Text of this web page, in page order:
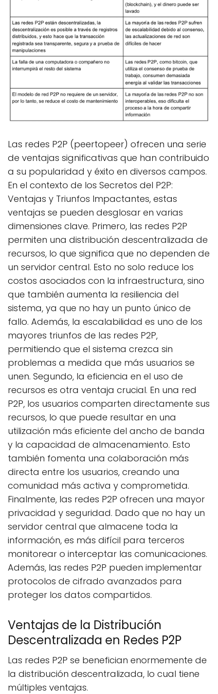
Las redes P2P (peertopeer) ofrecen una serie
de ventajas significativas que han contribuido
a su popularidad y éxito en diversos campos.
En el contexto de los Secretos del P2P:
Ventajas y Triunfos Impactantes, estas
ventajas se pueden desglosar en varias
dimensiones clave. Primero, las redes P2P
permiten una distribución descentralizada de
recursos, lo que significa que no dependen de
un servidor central. Esto no solo reduce los
costos asociados con la infraestructura, sino
que también aumenta la resiliencia del
sistema, ya que no hay un punto único de
fallo. Además, la escalabilidad es uno de los
mayores triunfos de las redes P2P,
permitiendo que el sistema crezca sin
problemas a medida que más usuarios se
unen. Segundo, la eficiencia en el uso de
recursos es otra ventaja crucial. En una red
P2P, los usuarios comparten directamente sus
recursos, lo que puede resultar en una
utilización más eficiente del ancho de banda
y la capacidad de almacenamiento. Esto
también fomenta una colaboración más
directa entre los usuarios, creando una
comunidad más activa y comprometida.
Finalmente, las redes P2P ofrecen una mayor
privacidad y seguridad. Dado que no hay un
servidor central que almacene toda la
información, es más difícil para terceros
monitorear o interceptar las comunicaciones.
Además, las redes P2P pueden implementar
protocolos de cifrado avanzados para
proteger los datos compartidos.
Ventajas de la Distribución
Descentralizada en Redes P2P
Las redes P2P se benefician enormemente de
la distribución descentralizada, lo cual tiene
múltiples ventajas.